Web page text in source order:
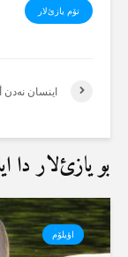
تۆم یازئ‌لار
اینسان نەدن
بو یازئ‌لار دا
اؤیلۆم